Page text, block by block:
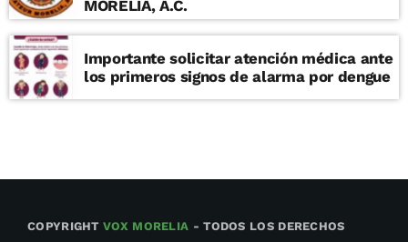
MORELIA, A.C.
Importante solicitar atención médica ante
los primeros signos de alarma por dengue
COPYRIGHTVOX MORELIA - TODOS LOS DERECHOS